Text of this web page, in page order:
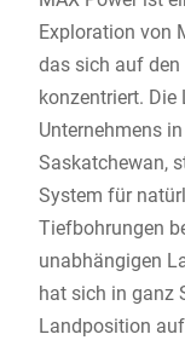
Exploration von
das sich auf den
konzentriert. Die
Unternehmens
Saskatchewan,
System für
Tiefbohrungen
unabhängigen
hat sich in ganz
Landposition